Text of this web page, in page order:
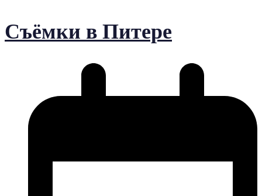
Съёмки в Питере